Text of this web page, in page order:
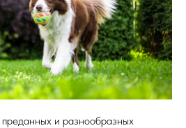
и разнообразных